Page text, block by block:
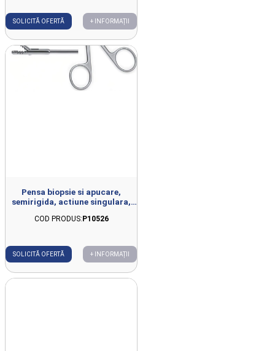
SOLICITĂ OFERTĂ + INFORMAȚII
Pensa biopsie si apucare,
semirigida, actiune singulara,
COD PRODUS: P10526
SOLICITĂ OFERTĂ + INFORMAȚII